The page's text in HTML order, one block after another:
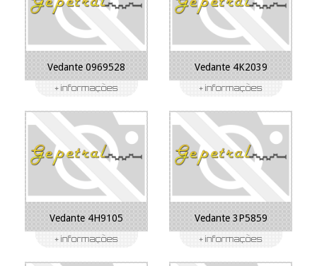
Vedante 0969528 Vedante 4K2039
Vedante 4H9105 Vedante 3P5859